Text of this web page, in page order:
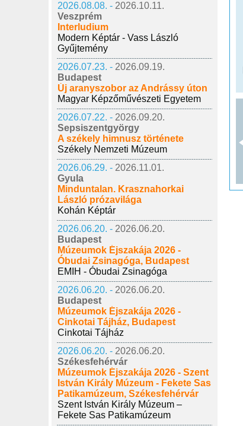
2026.08.08. - 2026.10.11.
Veszprém
Interludium
Modern Képtár - Vass László
Gyűjtemény
2026.07.23. - 2026.09.19.
Budapest
Új aranyszobor az Andrássy úton
Magyar Képzőművészeti Egyetem
2026.07.22. - 2026.09.20.
Sepsiszentgyörgy
A székely himnusz története
Székely Nemzeti Múzeum
2026.06.29. - 2026.11.01.
Gyula
Minduntalan. Krasznahorkai
László prózavilága
Kohán Képtár
2026.06.20. - 2026.06.20.
Budapest
Múzeumok Éjszakája 2026 -
Óbudai Zsinagóga, Budapest
EMIH - Óbudai Zsinagóga
2026.06.20. - 2026.06.20.
Budapest
Múzeumok Éjszakája 2026 -
Cinkotai Tájház, Budapest
Cinkotai Tájház
2026.06.20. - 2026.06.20.
Székesfehérvár
Múzeumok Éjszakája 2026 - Szent
István Király Múzeum - Fekete Sas
Patikamúzeum, Székesfehérvár
Szent István Király Múzeum –
Fekete Sas Patikamúzeum